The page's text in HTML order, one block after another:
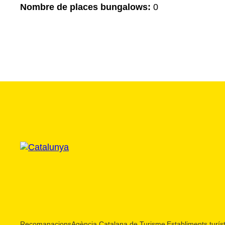
Nombre de places bungalows: 0